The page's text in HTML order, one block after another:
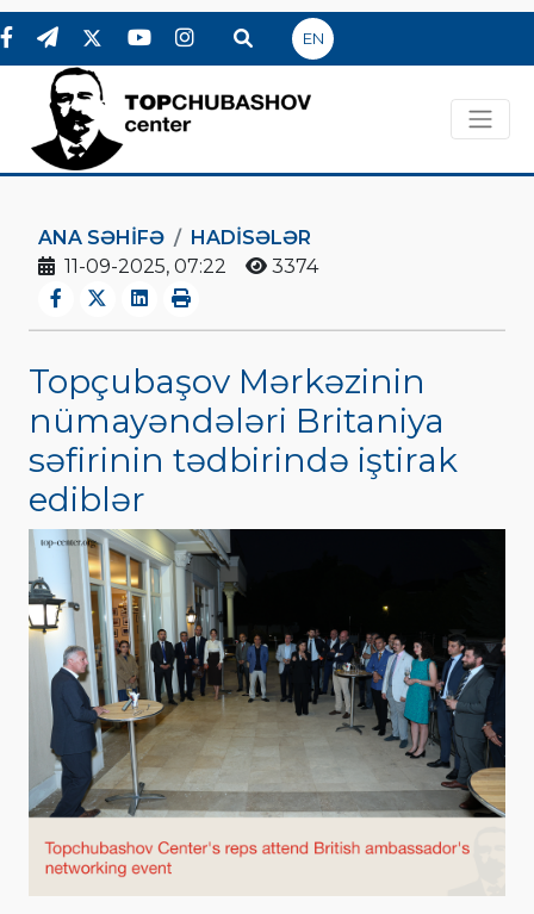
EN
ANA SƏHIFƏ
HADİSƏLƏR
11-09-2025, 07:22
3374
Topçubaşov Mərkəzinin
nümayəndələri Britaniya
səfirinin tədbirində iştirak
ediblər